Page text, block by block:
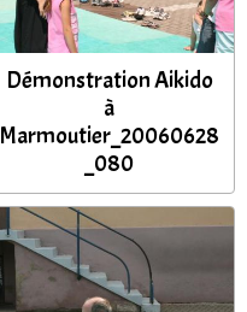
Démonstration Aikido
à
Marmoutier_20060628
_080